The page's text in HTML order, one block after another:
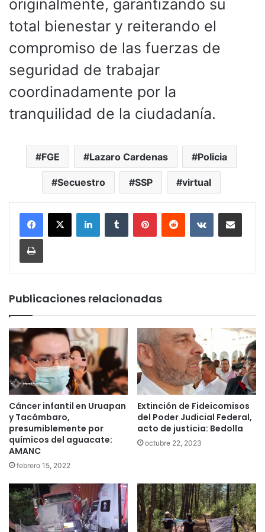
originalmente, garantizando su
total bienestar y reiterando el
compromiso de las fuerzas de
seguridad de trabajar
coordinadamente por la
tranquilidad de la ciudadanía.
FGE Lazaro Cardenas Policia
Secuestro SSP virtual
LinkedInTumblr PinterestReddit VKontakteCompartir por
Imprimir
Publicaciones relacionadas
Cáncer infantil en Uruapan
y Tacámbaro,
presumiblemente por
químicos del aguacate:
AMANC
febrero 15, 2022
Extinción de Fideicomisos
del Poder Judicial Federal,
acto de justicia: Bedolla
octubre 22, 2023